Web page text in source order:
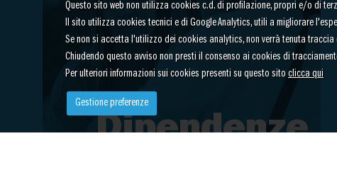
Dipendenze
Questo sito web non utilizza cookies c.d. di profilazione, propri e/o di
Il sito utilizza cookies tecnici e di Google Analytics, utili a migliorare
Se non si accetta l'utilizzo dei cookies analytics, non verrà tenuta
Chiudendo questo avviso non presti il consenso ai cookies di
Per ulteriori informazioni sui cookies presenti su questo sitoclicca qui
Gestione preferenze